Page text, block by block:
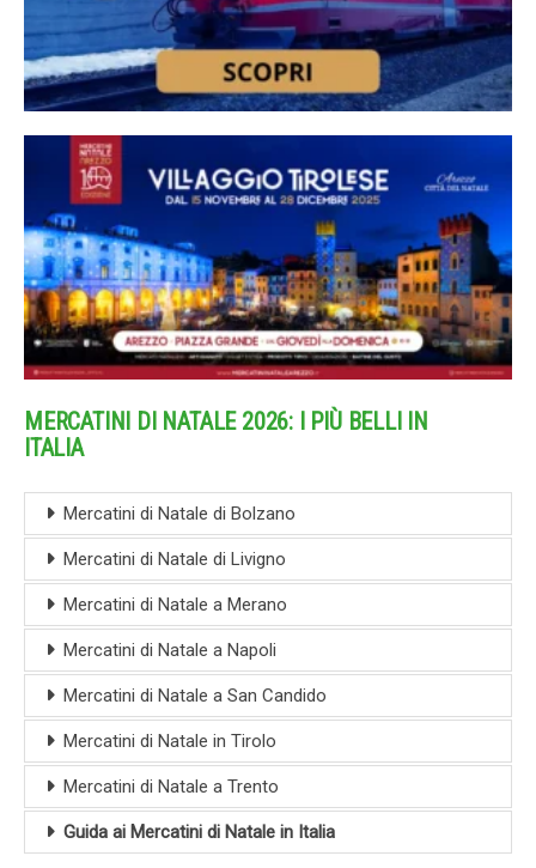
MERCATINI DI NATALE 2026: I PIÙ BELLI IN
ITALIA
Mercatini di Natale di Bolzano
Mercatini di Natale di Livigno
Mercatini di Natale a Merano
Mercatini di Natale a Napoli
Mercatini di Natale a San Candido
Mercatini di Natale in Tirolo
Mercatini di Natale a Trento
Guida ai Mercatini di Natale in Italia